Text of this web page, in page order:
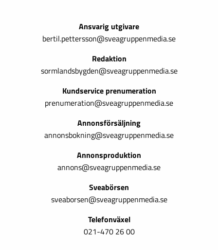
Ansvarig utgivare
bertil.pettersson@sveagruppenmedia.se
Redaktion
sormlandsbygden@sveagruppenmedia.se
Kundservice prenumeration
prenumeration@sveagruppenmedia.se
Annonsförsäljning
annonsbokning@sveagruppenmedia.se
Annonsproduktion
annons@sveagruppenmedia.se
Sveabörsen
sveaborsen@sveagruppenmedia.se
Telefonväxel
021-470 26 00